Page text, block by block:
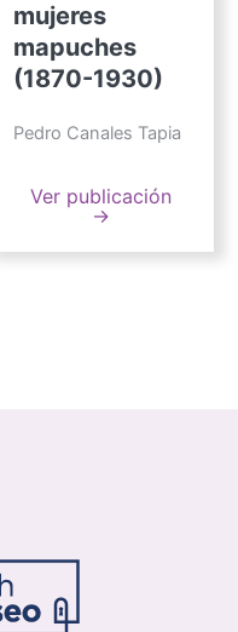
mujeres
mapuches
(1870-1930)
Pedro Canales Tapia
Ver publicación
→